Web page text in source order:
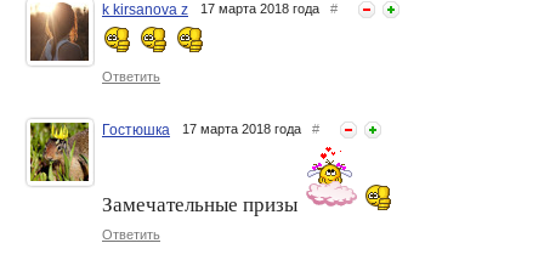
k kirsanova z 17 марта 2018 года #
Ответить
Гостюшка 17 марта 2018 года #
Замечательные призы
Ответить